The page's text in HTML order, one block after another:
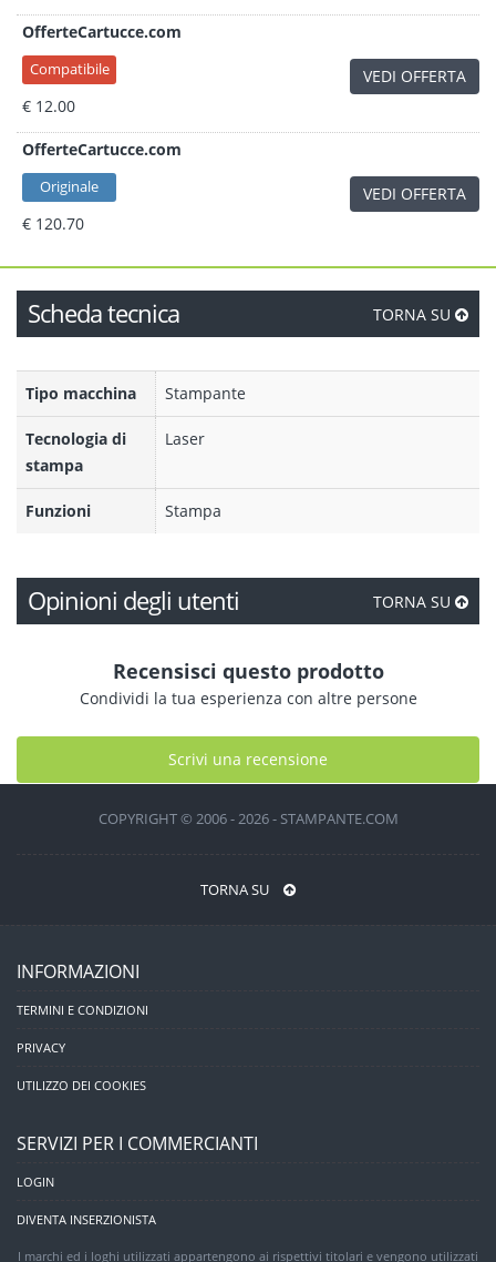
OfferteCartucce.com
Compatibile
€ 12.00
VEDI OFFERTA
OfferteCartucce.com
Originale
€ 120.70
VEDI OFFERTA
Scheda tecnica TORNA SU
Tipo macchina Stampante
Tecnologia di
stampa
Laser
Funzioni Stampa
Opinioni degli utenti TORNA SU
Recensisci questo prodotto
Condividi la tua esperienza con altre persone
Scrivi una recensione
COPYRIGHT © 2006 - 2026 - STAMPANTE.COM
TORNA SU
INFORMAZIONI
TERMINI E CONDIZIONI
PRIVACY
UTILIZZO DEI COOKIES
SERVIZI PER I COMMERCIANTI
LOGIN
DIVENTA INSERZIONISTA
I marchi ed i loghi utilizzati appartengono ai rispettivi titolari e vengono utilizzati